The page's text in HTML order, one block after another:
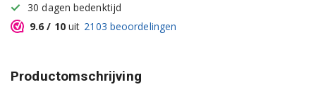
30 dagen bedenktijd
9.6 / 10uit 2103 beoordelingen
Productomschrijving